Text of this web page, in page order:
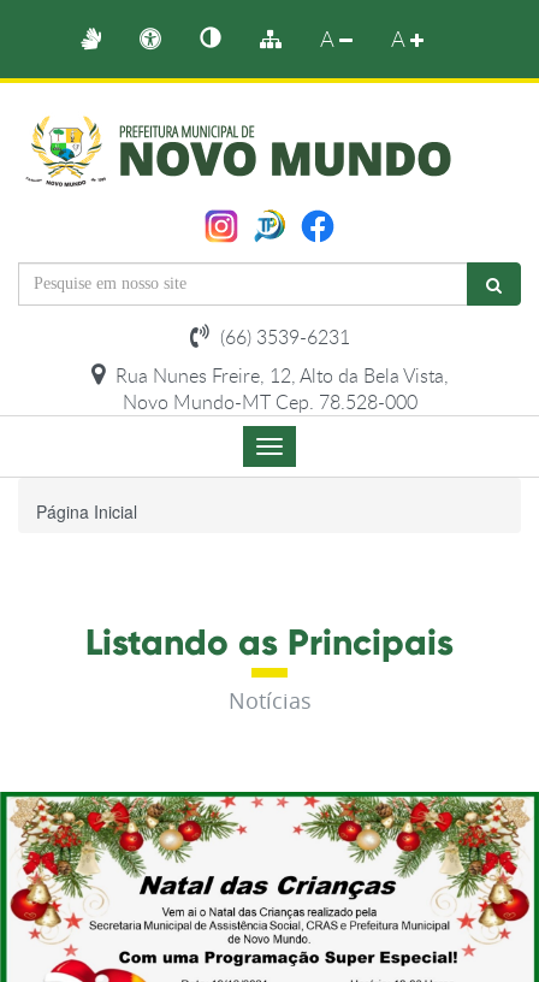
A A
(66) 3539-6231
Rua Nunes Freire, 12, Alto da Bela Vista,
Novo Mundo-MT Cep. 78.528-000
Menu
de
Página Inicial
Listando as Principais
Notícias